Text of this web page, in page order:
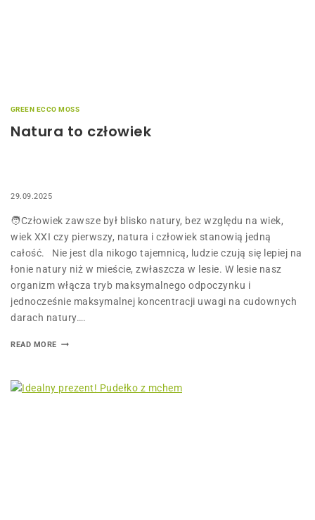
GREEN ECCO MOSS
Natura to człowiek
29.09.2025
🧑Człowiek zawsze był blisko natury, bez względu na wiek,
wiek XXI czy pierwszy, natura i człowiek stanowią jedną
całość. Nie jest dla nikogo tajemnicą, ludzie czują się lepiej na
łonie natury niż w mieście, zwłaszcza w lesie. W lesie nasz
organizm włącza tryb maksymalnego odpoczynku i
jednocześnie maksymalnej koncentracji uwagi na cudownych
darach natury….
READ MORE